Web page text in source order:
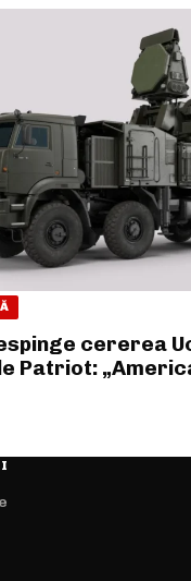
cererea
Patriot: